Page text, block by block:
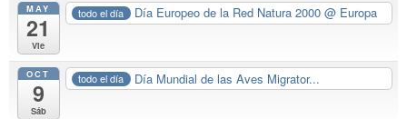
MAY
21
Vie
todo el día Día Europeo de la Red Natura 2000@ Europa
OCT
9
Sáb
todo el día Día Mundial de las Aves Migrator...